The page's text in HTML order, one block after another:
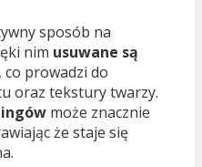
sposób na
nim usuwane są
, co prowadzi do
oraz tekstury twarzy.
może znacznie
że staje się